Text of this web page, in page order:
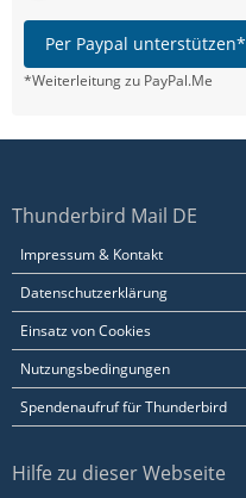
Per Paypal unterstützen*
*Weiterleitung zu PayPal.Me
Thunderbird Mail DE
Impressum & Kontakt
Datenschutzerklärung
Einsatz von Cookies
Nutzungsbedingungen
Spendenaufruf für Thunderbird
Hilfe zu dieser Webseite